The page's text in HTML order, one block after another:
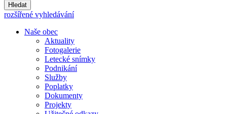
Hledat
rozšířené vyhledávání
Naše obec
Aktuality
Fotogalerie
Letecké snímky
Podnikání
Služby
Poplatky
Dokumenty
Projekty